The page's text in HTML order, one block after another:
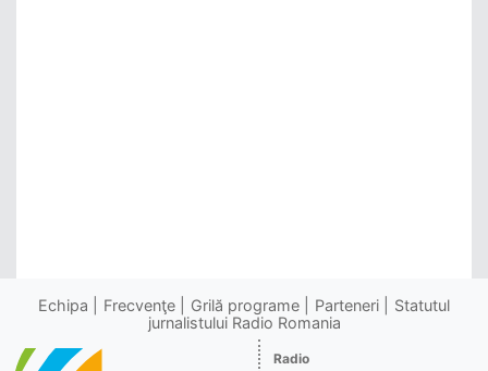
Echipa Frecvenţe Grilă programe Parteneri
Statutul
jurnalistului Radio Romania
Radio